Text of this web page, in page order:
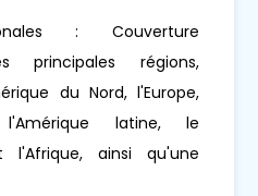
: Couverture
principales régions,
du Nord, l'Europe,
l'Amérique latine, le
l'Afrique, ainsi qu'une